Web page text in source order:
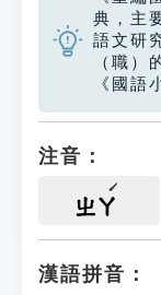
典，主
語文研
（職）
《國語
注音：
ㄓㄚ
漢語拼音：